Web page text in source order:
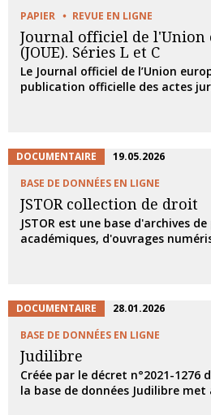
PAPIER
REVUE EN LIGNE
Journal officiel de l'Union
(JOUE). Séries L et C
Le Journal officiel de l’Union
publication officielle des actes
DOCUMENTAIRE
19.05.2026
BASE DE DONNÉES EN LIGNE
JSTOR collection de droit
JSTOR est une base d'archives
académiques, d'ouvrages
DOCUMENTAIRE
28.01.2026
BASE DE DONNÉES EN LIGNE
Judilibre
Créée par le décret n°2021-1276
la base de données Judilibre met